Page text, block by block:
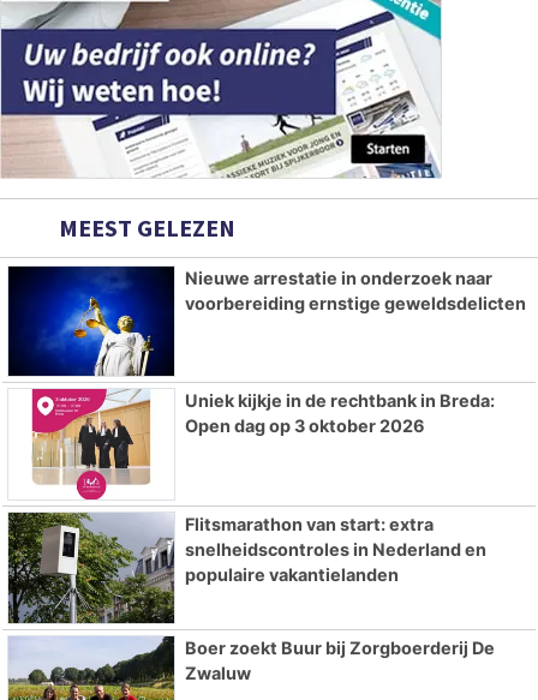
MEEST GELEZEN
Nieuwe arrestatie in onderzoek naar
voorbereiding ernstige geweldsdelicten
Uniek kijkje in de rechtbank in Breda:
Open dag op 3 oktober 2026
Flitsmarathon van start: extra
snelheidscontroles in Nederland en
populaire vakantielanden
Boer zoekt Buur bij Zorgboerderij De
Zwaluw